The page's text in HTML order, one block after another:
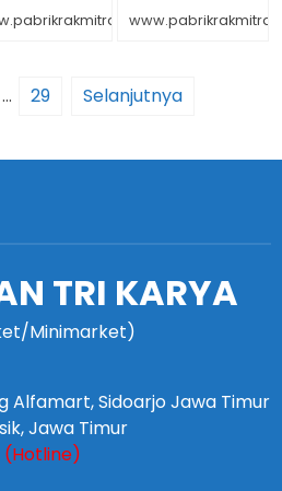
… 29 Selanjutnya
TRI KARYA
Minimarket)
Alfamart, Sidoarjo Jawa Timur
Jawa Timur
(Hotline)